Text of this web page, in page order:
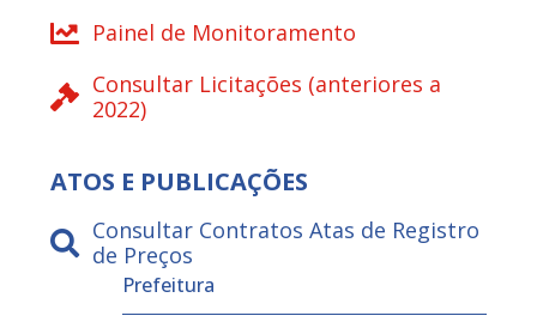
Painel de Monitoramento
Consultar Licitações (anteriores a
2022)
ATOS E PUBLICAÇÕES
Consultar Contratos Atas de Registro
de Preços
Prefeitura